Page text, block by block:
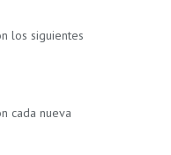
los siguientes
cada nueva